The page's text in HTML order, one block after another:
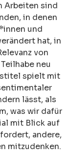
Arbeiten sind
in denen
und
hat, in
von
neu
spielt mit
lässt, als
was wir dafür
mit Blick auf
andere,
mitzudenken.